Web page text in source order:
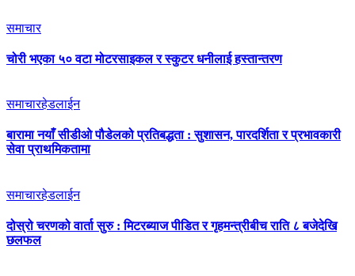
समाचार
चोरी भएका ५० वटा मोटरसाइकल र स्कुटर धनीलाई हस्तान्तरण
समाचारहेडलाईन
बारामा नयाँ सीडीओ पौडेलको प्रतिबद्धता : सुशासन, पारदर्शिता र प्रभावकारी
सेवा प्राथमिकतामा
समाचारहेडलाईन
दोस्रो चरणको वार्ता सुरु : मिटरब्याज पीडित र गृहमन्त्रीबीच राति ८ बजेदेखि
छलफल